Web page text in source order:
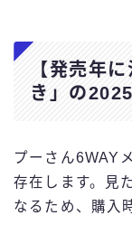
【発売年
き」の
プーさん6WAY
存在します。見
なるため、購入